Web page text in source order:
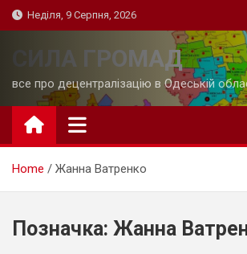
Skip
to
Неділя, 9 Серпня, 2026
СИЛА ГРОМАД
все про децентралізацію в Одеській
Home Жанна Ватренко
Позначка: Жанна